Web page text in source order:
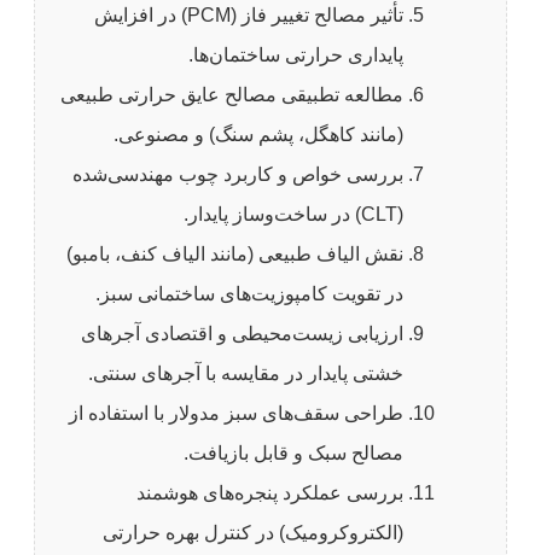
تأثیر مصالح تغییر فاز (PCM) در افزایش
پایداری حرارتی ساختمان‌ها.
مطالعه تطبیقی مصالح عایق حرارتی طبیعی
(مانند کاهگل، پشم سنگ) و مصنوعی.
بررسی خواص و کاربرد چوب مهندسی‌شده
(CLT) در ساخت‌وساز پایدار.
نقش الیاف طبیعی (مانند الیاف کنف، بامبو)
در تقویت کامپوزیت‌های ساختمانی سبز.
ارزیابی زیست‌محیطی و اقتصادی آجرهای
خشتی پایدار در مقایسه با آجرهای سنتی.
طراحی سقف‌های سبز مدولار با استفاده از
مصالح سبک و قابل بازیافت.
بررسی عملکرد پنجره‌های هوشمند
(الکتروکرومیک) در کنترل بهره حرارتی